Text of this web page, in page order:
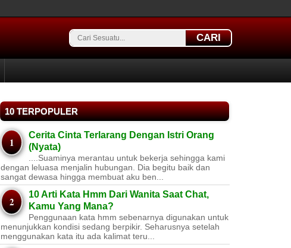
CARI
10 TERPOPULER
Cerita Cinta Terlarang Dengan Istri Orang
(Nyata)
....Suaminya merantau untuk bekerja sehingga kami
dengan leluasa menjalin hubungan. Dia begitu baik dan
sangat dewasa hingga membuat aku ben...
10 Arti Kata Hmm Dari Wanita Saat Chat,
Kamu Yang Mana?
Penggunaan kata hmm sebenarnya digunakan untuk
menunjukkan kondisi sedang berpikir. Seharusnya setelah
menggunakan kata itu ada kalimat teru...